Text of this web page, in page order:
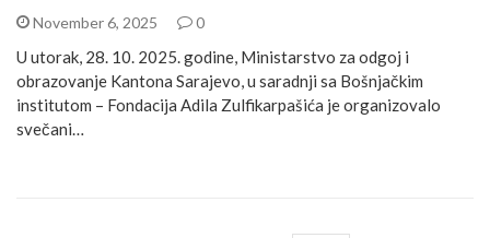
November 6, 2025 0
U utorak, 28. 10. 2025. godine, Ministarstvo za odgoj i
obrazovanje Kantona Sarajevo, u saradnji sa Bošnjačkim
institutom – Fondacija Adila Zulfikarpašića je organizovalo
svečani…